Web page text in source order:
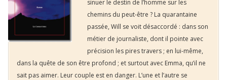
sinuer le destin de l’homme sur les
chemins du peut-être ? La quarantaine
passée, Will se voit désaccordé : dans son
métier de journaliste, dont il pointe avec
précision les pires travers ; en lui-même,
dans la quête de son être profond ; et surtout avec Emma, qu’il ne
sait pas aimer. Leur couple est en danger. L’une et l’autre se